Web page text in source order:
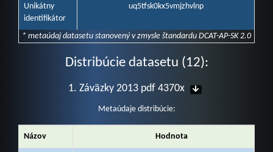
Unikátny
identifikátor
uq5tfsk0kx5vmjzhvlnp
* metaúdaj datasetu stanovený v zmysle štandardu DCAT-AP-SK 2.0
Distribúcie datasetu (12):
1. Záväzky 2013 pdf 4370x
Metaúdaje distribúcie:
Názov Hodnota